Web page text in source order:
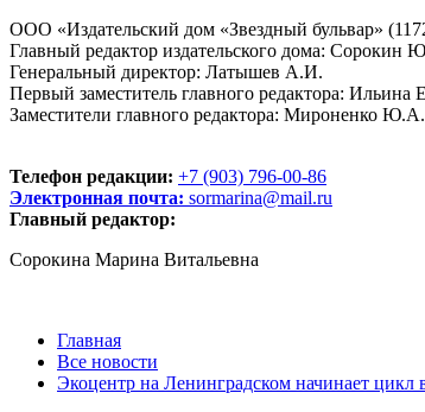
ООО «Издательский дом «Звездный бульвар»
Главный редактор издательского дома: Сорокин
Генеральный директор: Латышев А.И.
Первый заместитель главного редактора: Ильина
Заместители главного редактора: Мироненко
Телефон редакции: +7 (903) 796-00-86
Электронная почта: sormarina@mail.ru
Главный редактор:
Сорокина Марина Витальевна
Главная
Все новости
Экоцентр на Ленинградском начинает